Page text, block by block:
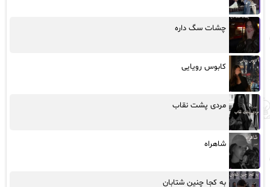
چشات سگ داره
کابوس رویایی
مردی پشت نقاب
شاهراه
به کجا چنین شتابان